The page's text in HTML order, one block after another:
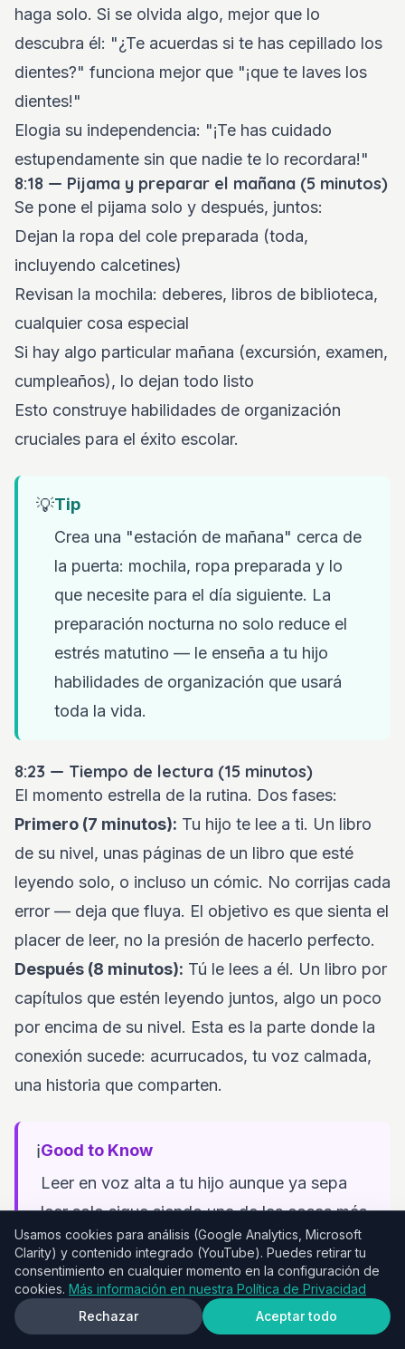
haga solo. Si se olvida algo, mejor que lo
descubra él: "¿Te acuerdas si te has cepillado los
dientes?" funciona mejor que "¡que te laves los
dientes!"
Elogia su independencia: "¡Te has cuidado
estupendamente sin que nadie te lo recordara!"
8:18 — Pijama y preparar el mañana (5 minutos)
Se pone el pijama solo y después, juntos:
Dejan la ropa del cole preparada (toda,
incluyendo calcetines)
Revisan la mochila: deberes, libros de biblioteca,
cualquier cosa especial
Si hay algo particular mañana (excursión, examen,
cumpleaños), lo dejan todo listo
Esto construye habilidades de organización
cruciales para el éxito escolar.
💡Tip
Crea una "estación de mañana" cerca de
la puerta: mochila, ropa preparada y lo
que necesite para el día siguiente. La
preparación nocturna no solo reduce el
estrés matutino — le enseña a tu hijo
habilidades de organización que usará
toda la vida.
8:23 — Tiempo de lectura (15 minutos)
El momento estrella de la rutina. Dos fases:
Primero (7 minutos): Tu hijo te lee a ti. Un libro
de su nivel, unas páginas de un libro que esté
leyendo solo, o incluso un cómic. No corrijas cada
error — deja que fluya. El objetivo es que sienta el
placer de leer, no la presión de hacerlo perfecto.
Después (8 minutos): Tú le lees a él. Un libro por
capítulos que estén leyendo juntos, algo un poco
por encima de su nivel. Esta es la parte donde la
conexión sucede: acurrucados, tu voz calmada,
una historia que comparten.
ℹ️Good to Know
Leer en voz alta a tu hijo aunque ya sepa
leer solo sigue siendo una de las cosas más
valiosas que puedes hacer. Le expone a
vocabulario más avanzado, le enseña
entonación y le regala un momento de
cercanía que recordará siempre.
Usamos cookies para análisis (Google Analytics, Microsoft
Clarity) y contenido integrado (YouTube). Puedes retirar tu
consentimiento en cualquier momento en la configuración de
cookies. Más información en nuestra Política de Privacidad
Rechazar
Aceptar todo